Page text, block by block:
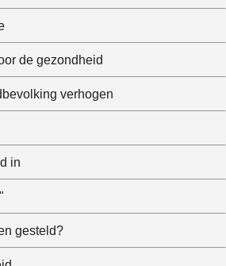
de gezondheid
verhogen
in
gesteld?